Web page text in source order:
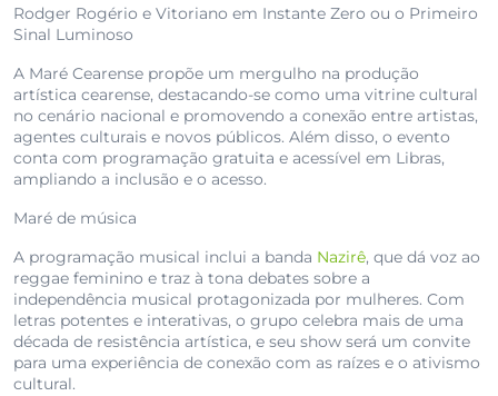
Rodger Rogério e Vitoriano em Instante Zero ou o Primeiro
Sinal Luminoso
A Maré Cearense propõe um mergulho na produção
artística cearense, destacando-se como uma vitrine cultural
no cenário nacional e promovendo a conexão entre artistas,
agentes culturais e novos públicos. Além disso, o evento
conta com programação gratuita e acessível em Libras,
ampliando a inclusão e o acesso.
Maré de música
A programação musical inclui a banda Nazirê, que dá voz ao
reggae feminino e traz à tona debates sobre a
independência musical protagonizada por mulheres. Com
letras potentes e interativas, o grupo celebra mais de uma
década de resistência artística, e seu show será um convite
para uma experiência de conexão com as raízes e o ativismo
cultural.